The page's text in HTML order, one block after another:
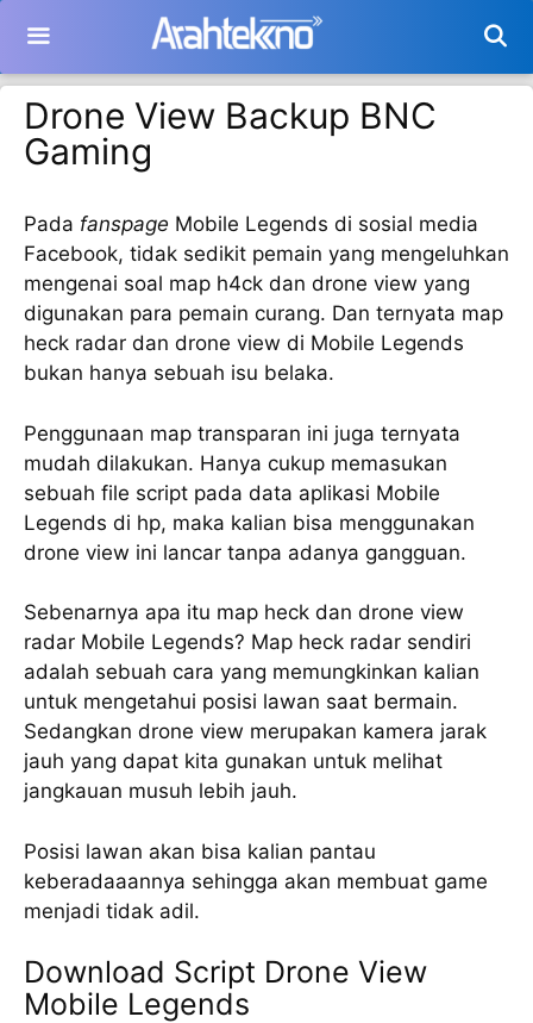
isi
Drone View Backup BNC
Gaming
Pada fanspage Mobile Legends di sosial media
Facebook, tidak sedikit pemain yang mengeluhkan
mengenai soal map h4ck dan drone view yang
digunakan para pemain curang. Dan ternyata map
heck radar dan drone view di Mobile Legends
bukan hanya sebuah isu belaka.
Penggunaan map transparan ini juga ternyata
mudah dilakukan. Hanya cukup memasukan
sebuah file script pada data aplikasi Mobile
Legends di hp, maka kalian bisa menggunakan
drone view ini lancar tanpa adanya gangguan.
Sebenarnya apa itu map heck dan drone view
radar Mobile Legends? Map heck radar sendiri
adalah sebuah cara yang memungkinkan kalian
untuk mengetahui posisi lawan saat bermain.
Sedangkan drone view merupakan kamera jarak
jauh yang dapat kita gunakan untuk melihat
jangkauan musuh lebih jauh.
Posisi lawan akan bisa kalian pantau
keberadaaannya sehingga akan membuat game
menjadi tidak adil.
Download Script Drone View
Mobile Legends